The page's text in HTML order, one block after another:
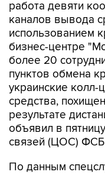
работа девяти
каналов вывода
использованием
бизнес-центре
более 20
пунктов обмена
украинские
средства,
результате
объявил в
связей (ЦОС)
По данным